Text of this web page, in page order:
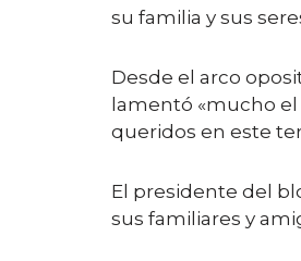
su familia y sus
Desde el arco
lamentó «mucho
queridos en este
El presidente del
sus familiares y